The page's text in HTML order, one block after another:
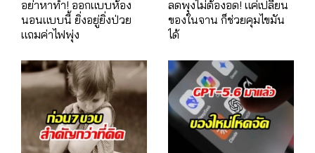
อย่าหาทำ! ออกแบบห้อง
นอนแบบนี้ ยิ่งอยู่ยิ่งป่วย
แถมค่าไฟพุ่ง
ลดพุงไม่ต้องอด! แค่เปลี่ยน
ของในจาน ก็ช่วยคุมไขมัน
ได้